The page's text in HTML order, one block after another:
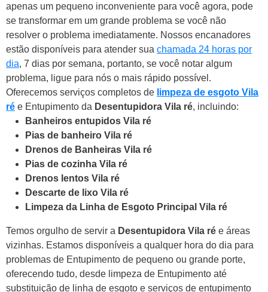
apenas um pequeno inconveniente para você agora, pode
se transformar em um grande problema se você não
resolver o problema imediatamente. Nossos encanadores
estão disponíveis para atender sua chamada 24 horas por
dia, 7 dias por semana, portanto, se você notar algum
problema, ligue para nós o mais rápido possível.
Oferecemos serviços completos de limpeza de esgoto Vila
ré e Entupimento da Desentupidora Vila ré, incluindo:
Banheiros entupidos Vila ré
Pias de banheiro Vila ré
Drenos de Banheiras Vila ré
Pias de cozinha Vila ré
Drenos lentos Vila ré
Descarte de lixo Vila ré
Limpeza da Linha de Esgoto Principal Vila ré
Temos orgulho de servir a Desentupidora Vila ré e áreas
vizinhas. Estamos disponíveis a qualquer hora do dia para
problemas de Entupimento de pequeno ou grande porte,
oferecendo tudo, desde limpeza de Entupimento até
substituição de linha de esgoto e serviços de entupimento